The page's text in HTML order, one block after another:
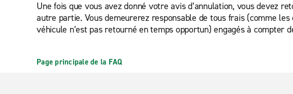
Une fois que vous avez donné votre avis d’annulation, vous devez
autre partie. Vous demeurerez responsable de tous frais (comme
véhicule n’est pas retourné en temps opportun) engagés à
Page principale de la FAQ